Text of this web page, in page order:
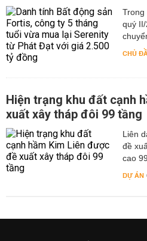
Trong
quý
CHỦ
Hiện trạng khu đất cạnh
xuất xây tháp đôi 99 tầng
Liên
đề
cao
DỰ ÁN